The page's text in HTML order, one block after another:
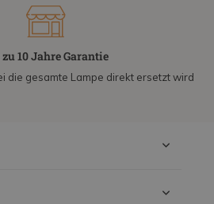
10 Jahre Garantie
die gesamte Lampe direkt ersetzt wird